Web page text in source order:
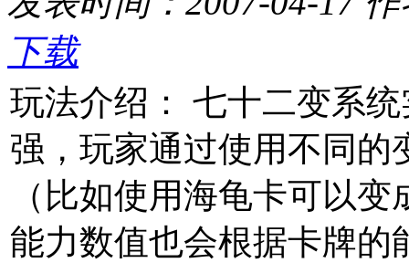
下载
玩法介绍： 七十二变系
强，玩家通过使用不同的
（比如使用海龟卡可以
能力数值也会根据卡牌的